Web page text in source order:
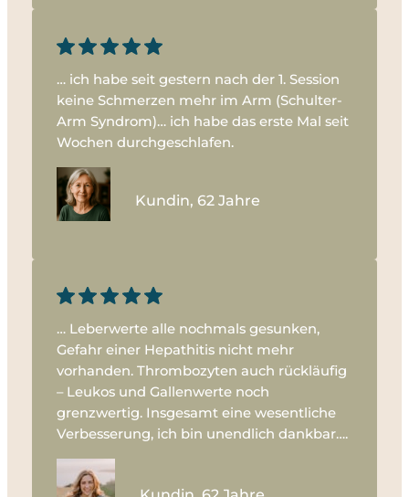
… ich habe seit gestern nach der 1. Session
keine Schmerzen mehr im Arm (Schulter-
Arm Syndrom)… ich habe das erste Mal seit
Wochen durchgeschlafen.
Kundin, 62 Jahre
… Leberwerte alle nochmals gesunken,
Gefahr einer Hepathitis nicht mehr
vorhanden. Thrombozyten auch rückläufig
– Leukos und Gallenwerte noch
grenzwertig. Insgesamt eine wesentliche
Verbesserung, ich bin unendlich dankbar….